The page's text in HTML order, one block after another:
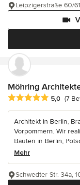
Leipzigerstraße 60/
Möhring
Durchschnittliche
5,0 (7
Architekt in Berlin,
Vorpommern. Wir
Bauten in Berlin,
Mehr
Schwedter Str. 34a,